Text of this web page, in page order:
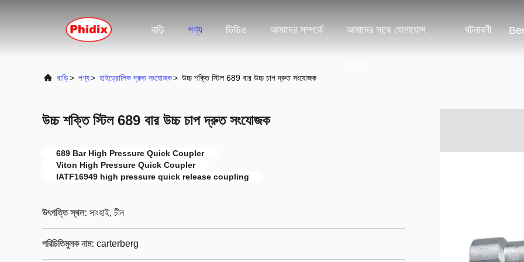
বাড়ি পণ্য ভিডিও আমাদের সম্পর্কে আমাদের সাথে যোগাযোগ ঘটনাবলী
বাড়ি> পণ্য> হাইড্রোলিক দ্রুত সংযোজক> উচ্চ শক্তি স্টিল 689 বার উচ্চ চাপ দ্রুত সংযোজক
উচ্চ শক্তি স্টিল 689 বার উচ্চ চাপ দ্রুত সংযোজক
689 Bar High Pressure Quick Coupler
Viton High Pressure Quick Coupler
IATF16949 high pressure quick release coupling
উৎপত্তি স্থল: সাংহাই, চীন
পরিচিতিমুলক নাম: carterberg